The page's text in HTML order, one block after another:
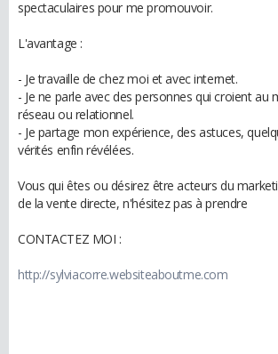
spectaculaires pour me promouvoir.
L'avantage :
- Je travaille de chez moi et avec internet.
- Je ne parle avec des personnes qui croient au
réseau ou relationnel.
- Je partage mon expérience, des astuces,
vérités enfin révélées.
Vous qui êtes ou désirez être acteurs du
de la vente directe, n'hésitez pas à prendre
CONTACTEZ MOI :
http://sylviacorre.websiteaboutme.com